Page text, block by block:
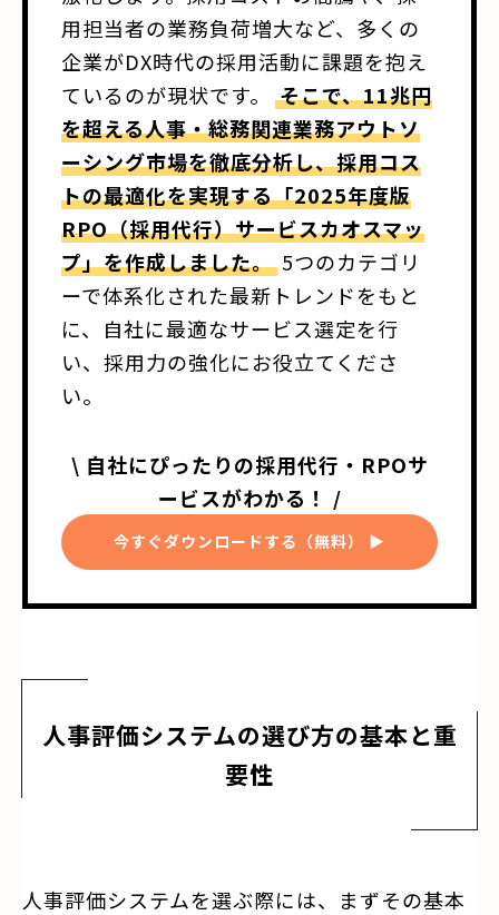
用担当者の業務負荷増大など、多くの
企業がDX時代の採用活動に課題を抱え
ているのが現状です。
そこで、11兆円
を超える人事・総務関連業務アウトソ
ーシング市場を徹底分析し、採用コス
トの最適化を実現する「2025年度版
RPO（採用代行）サービスカオスマッ
プ」を作成しました。 5つのカテゴリ
ーで体系化された最新トレンドをもと
に、自社に最適なサービス選定を行
い、採用力の強化にお役立てくださ
い。
\ 自社にぴったりの採用代行・RPOサ
ービスがわかる！ /
今すぐダウンロードする（無料） ▶
人事評価システムの選び方の基本と重
要性
人事評価システムを選ぶ際には、まずその基本